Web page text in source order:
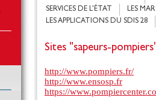
SERVICES DE L’ÉTAT
LES
LES APPLICATIONS DU SDIS 28
Sites "sapeurs-
http://www.pompiers.fr/
http://www.ensosp.fr
https://